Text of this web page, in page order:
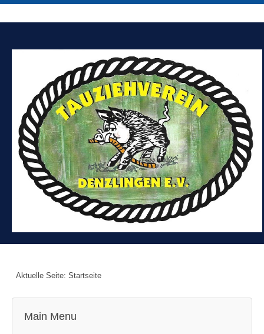
Aktuelle Seite: Startseite
Main Menu